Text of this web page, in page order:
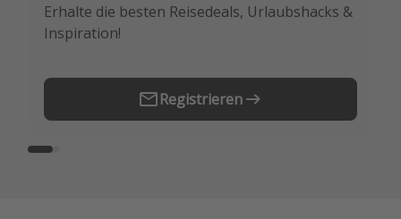
Erhalte die besten Reisedeals, Urlaubshacks &
Inspiration!
Registrieren
Buche die besten Reiseschnäppchen als
Erstes.